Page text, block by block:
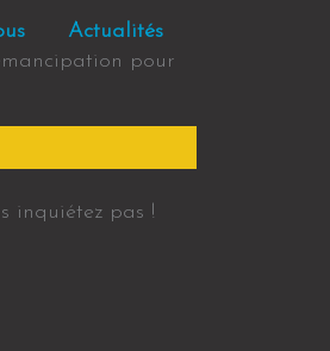
Actualités
pour
inquiétez pas !